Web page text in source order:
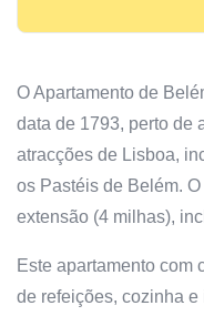
O Apartamento de
data de 1793, perto de
atracções de Lisboa,
os Pastéis de Belém.
extensão (4 milhas),
Este apartamento com
de refeições, cozinha